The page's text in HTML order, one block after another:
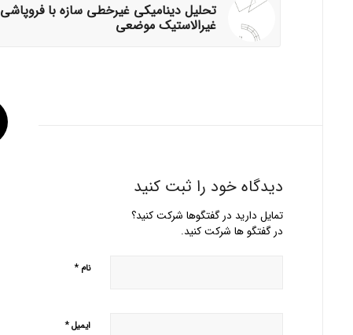
تحلیل دینامیکی غیرخطی سازه با فروپاشی
غیرالاستیک موضعی
دیدگاه خود را ثبت کنید
تمایل دارید در گفتگوها شرکت کنید؟
در گفتگو ها شرکت کنید.
نام*
ایمیل*